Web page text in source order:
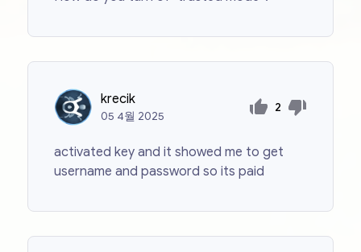
krecik
05 4월 2025
2
activated key and it showed me to get
username and password so its paid